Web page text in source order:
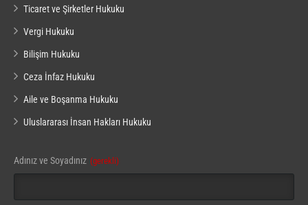
Ticaret ve Şirketler Hukuku
Vergi Hukuku
Bilişim Hukuku
Ceza İnfaz Hukuku
Aile ve Boşanma Hukuku
Uluslararası İnsan Hakları Hukuku
Adınız ve Soyadınız (gerekli)